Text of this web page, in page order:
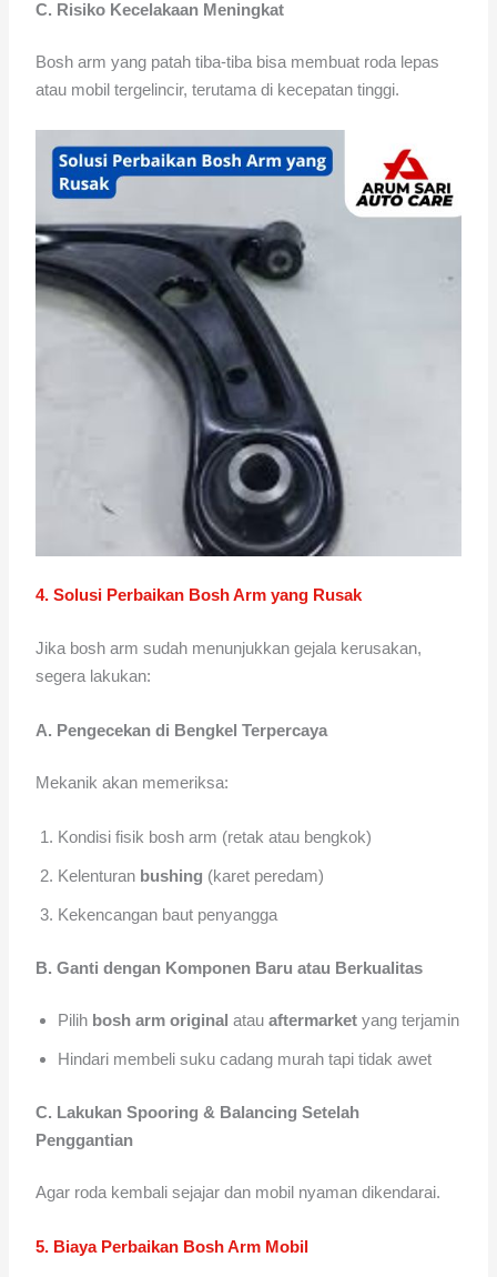
C. Risiko Kecelakaan Meningkat
Bosh arm yang patah tiba-tiba bisa membuat roda lepas
atau mobil tergelincir, terutama di kecepatan tinggi.
4. Solusi Perbaikan Bosh Arm yang Rusak
Jika bosh arm sudah menunjukkan gejala kerusakan,
segera lakukan:
A. Pengecekan di Bengkel Terpercaya
Mekanik akan memeriksa:
Kondisi fisik bosh arm (retak atau bengkok)
Kelenturan bushing (karet peredam)
Kekencangan baut penyangga
B. Ganti dengan Komponen Baru atau Berkualitas
Pilih bosh arm original atauaftermarket yang terjamin
Hindari membeli suku cadang murah tapi tidak awet
C. Lakukan Spooring & Balancing Setelah
Penggantian
Agar roda kembali sejajar dan mobil nyaman dikendarai.
5. Biaya Perbaikan Bosh Arm Mobil